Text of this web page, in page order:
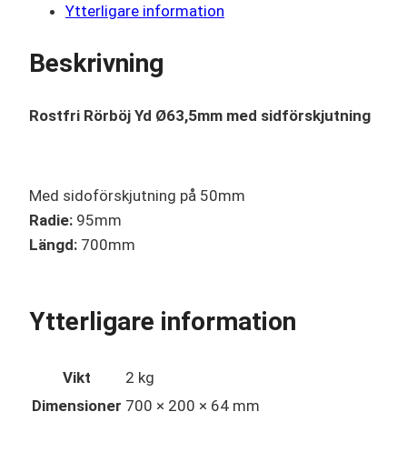
Ytterligare information
Beskrivning
Rostfri Rörböj Yd Ø63,5mm med sidförskjutning
Med sidoförskjutning på 50mm
Radie: 95mm
Längd: 700mm
Ytterligare information
Vikt
2 kg
Dimensioner 700 × 200 × 64 mm